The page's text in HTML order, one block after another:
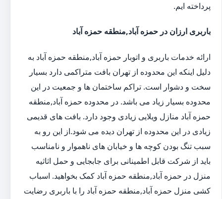
پرداخته ایم.
باربری ارزان در حمزه آباد,منطقه حمزه آباد
ارائه خدمات باربری و اتوبار حمزه آباد,منطقه حمزه آباد به
دلیل اینکه این محدوده از تهران بافت متراکمی دارد بسیار
سخت و دشوار است. تراکم ساختمان ها و جمعیت در این
محدوده بسیار زیاد می باشد. در محدوده حمزه آباد,منطقه
حمزه آباد منازل ویلایی زیادی وجود دارد. بافت های قدیمی
زیادی در این محدوده از تهران دیده می شود.از این رو به
سبب تنگ بودن کوچه ها و خیابان های ناهموار و نامناسب
باید از شرکت قابل اطمینانی برای جابجایی و حمل اثاثیه
منزل در حمزه آباد,منطقه حمزه آباد کمک بخواهید. اسباب
کشی منزل حمزه آباد,منطقه حمزه آباد را با باربری رضایت